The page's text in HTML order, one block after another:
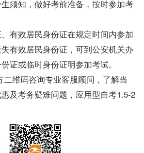
须知，做好考前准备，按时参加考
有效居民身份证在规定时间内参加
有效居民身份证，可到公安机关办
证或临时身份证明参加考试。
二维码咨询专业客服顾问，了解当
及考务疑难问题，应用型自考1.5-2